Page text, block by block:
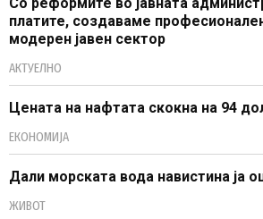
платите, создаваме
модерен јавен сектор
АКТУЕЛНО
Цената на нафтата скокна на 94
ЕКОНОМИЈА
Дали морската вода навистина ја
ЖИВОТ